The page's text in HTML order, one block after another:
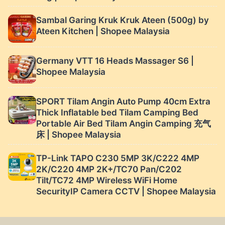
Sambal Garing Kruk Kruk Ateen (500g) by
Ateen Kitchen | Shopee Malaysia
Germany VTT 16 Heads Massager S6 |
Shopee Malaysia
SPORT Tilam Angin Auto Pump 40cm Extra
Thick Inflatable bed Tilam Camping Bed
Portable Air Bed Tilam Angin Camping 充气
床 | Shopee Malaysia
TP-Link TAPO C230 5MP 3K/C222 4MP
2K/C220 4MP 2K+/TC70 Pan/C202
Tilt/TC72 4MP Wireless WiFi Home
SecurityIP Camera CCTV | Shopee Malaysia